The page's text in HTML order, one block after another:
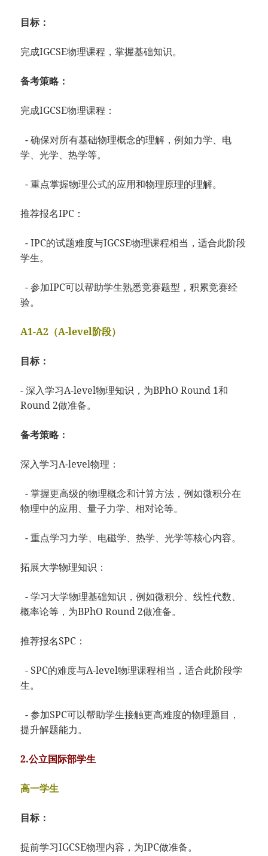
目标：
完成IGCSE物理课程，掌握基础知识。
备考策略：
完成IGCSE物理课程：
- 确保对所有基础物理概念的理解，例如力学、电
学、光学、热学等。
- 重点掌握物理公式的应用和物理原理的理解。
推荐报名IPC：
- IPC的试题难度与IGCSE物理课程相当，适合此阶段
学生。
- 参加IPC可以帮助学生熟悉竞赛题型，积累竞赛经
验。
A1-A2（A-level阶段）
目标：
- 深入学习A-level物理知识，为BPhO Round 1和
Round 2做准备。
备考策略：
深入学习A-level物理：
- 掌握更高级的物理概念和计算方法，例如微积分在
物理中的应用、量子力学、相对论等。
- 重点学习力学、电磁学、热学、光学等核心内容。
拓展大学物理知识：
- 学习大学物理基础知识，例如微积分、线性代数、
概率论等，为BPhO Round 2做准备。
推荐报名SPC：
- SPC的难度与A-level物理课程相当，适合此阶段学
生。
- 参加SPC可以帮助学生接触更高难度的物理题目，
提升解题能力。
2.公立国际部学生
高一学生
目标：
提前学习IGCSE物理内容，为IPC做准备。